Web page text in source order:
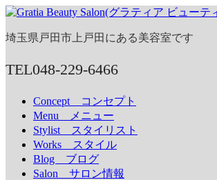
埼玉県戸田市上戸田にある美容室です
TEL048-229-6466
Concept
コンセプト
Menu
メニュー
Stylist
スタイリスト
Works
スタイル
Blog ブログ
Salon サロン情報